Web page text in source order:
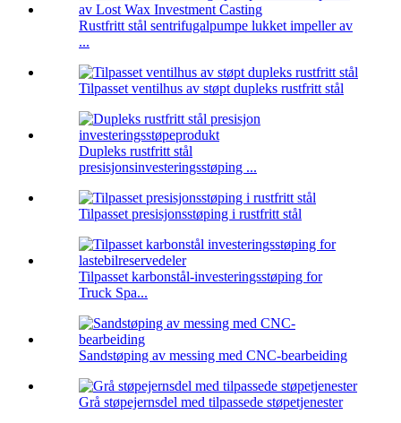
Rustfritt stål sentrifugalpumpe lukket impeller av
...
Tilpasset ventilhus av støpt dupleks rustfritt stål
Dupleks rustfritt stål
presisjonsinvesteringsstøping ...
Tilpasset presisjonsstøping i rustfritt stål
Tilpasset karbonstål-investeringsstøping for
Truck Spa...
Sandstøping av messing med CNC-bearbeiding
Grå støpejernsdel med tilpassede støpetjenester